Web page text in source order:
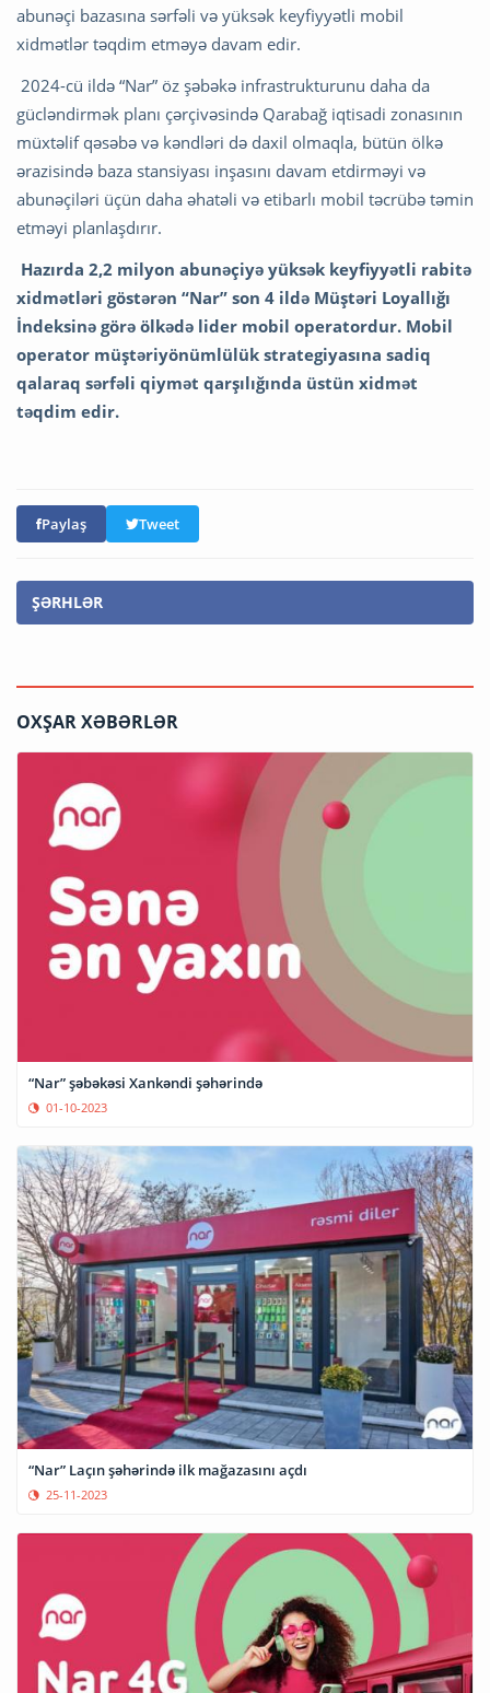
abunəçi bazasına sərfəli və yüksək keyfiyyətli mobil
xidmətlər təqdim etməyə davam edir.
2024-cü ildə “Nar” öz şəbəkə infrastrukturunu daha da
gücləndirmək planı çərçivəsində Qarabağ iqtisadi zonasının
müxtəlif qəsəbə və kəndləri də daxil olmaqla, bütün ölkə
ərazisində baza stansiyası inşasını davam etdirməyi və
abunəçiləri üçün daha əhatəli və etibarlı mobil təcrübə təmin
etməyi planlaşdırır.
Hazırda 2,2 milyon abunəçiyə yüksək keyfiyyətli rabitə
xidmətləri göstərən “Nar” son 4 ildə Müştəri Loyallığı
İndeksinə görə ölkədə lider mobil operatordur. Mobil
operator müştəriyönümlülük strategiyasına sadiq
qalaraq sərfəli qiymət qarşılığında üstün xidmət
təqdim edir.
Paylaş Tweet
ŞƏRHLƏR
OXŞAR XƏBƏRLƏR
“Nar” şəbəkəsi Xankəndi şəhərində
01-10-2023
“Nar” Laçın şəhərində ilk mağazasını açdı
25-11-2023